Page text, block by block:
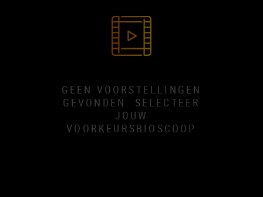
GEEN VOORSTELLINGEN
GEVONDEN. SELECTEER
JOUW
VOORKEURSBIOSCOOP